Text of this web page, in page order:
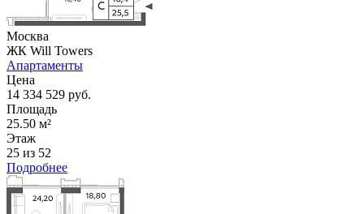
Москва
ЖК Will Towers
Апартаменты
Цена
14 334 529 руб.
Площадь
25.50 м²
Этаж
25 из 52
Подробнее